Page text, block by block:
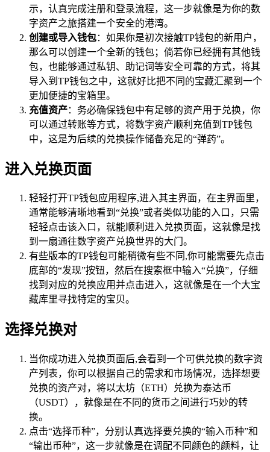
示，认真完成注册和登录流程，这一步就像是为你的数
字资产之旅搭建一个安全的港湾。
创建或导入钱包：如果你是初次接触TP钱包的新用户，
那么可以创建一个全新的钱包；倘若你已经拥有其他钱
包，也能够通过私钥、助记词等安全可靠的方式，将其
导入到TP钱包之中，这就好比把不同的宝藏汇聚到一个
更加便捷的宝箱里。
充值资产：务必确保钱包中有足够的资产用于兑换，你
可以通过转账等方式，将数字资产顺利充值到TP钱包
中，这是为后续的兑换操作储备充足的“弹药”。
进入兑换页面
轻轻打开TP钱包应用程序,进入其主界面，在主界面里，
通常能够清晰地看到“兑换”或者类似功能的入口，只需
轻轻点击该入口，就能顺利进入兑换页面，这就像是找
到一扇通往数字资产兑换世界的大门。
有些版本的TP钱包可能稍微有些不同,你可能需要先点击
底部的“发现”按钮，然后在搜索框中输入“兑换”，仔细
找到对应的兑换应用并点击进入，这就像是在一个大宝
藏库里寻找特定的宝贝。
选择兑换对
当你成功进入兑换页面后,会看到一个可供兑换的数字资
产列表，你可以根据自己的需求和市场情况，选择想要
兑换的资产对，将以太坊（ETH）兑换为泰达币
（USDT），就像是在不同的货币之间进行巧妙的转
换。
点击“选择币种”，分别认真选择要兑换的“输入币种”和
“输出币种”，这一步就像是在调配不同颜色的颜料，让